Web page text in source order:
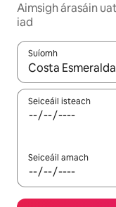
Aimsigh árasáin
iad
Suíomh
Nuair a bheidh
Seiceáil isteach
Seiceáil amach